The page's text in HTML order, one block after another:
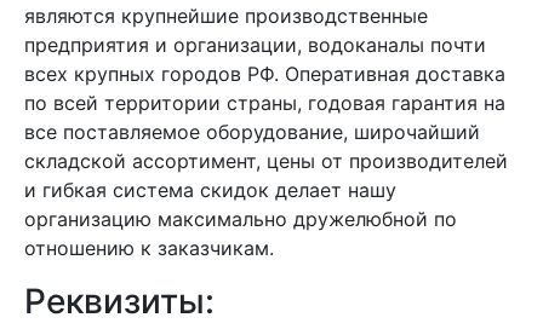
являются крупнейшие производственные
предприятия и организации, водоканалы почти
всех крупных городов РФ. Оперативная доставка
по всей территории страны, годовая гарантия на
все поставляемое оборудование, широчайший
складской ассортимент, цены от производителей
и гибкая система скидок делает нашу
организацию максимально дружелюбной по
отношению к заказчикам.
Реквизиты: